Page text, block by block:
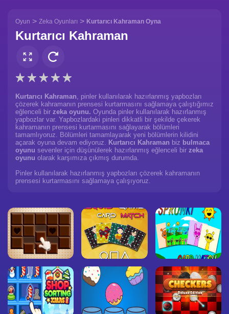
Oyun > Zeka Oyunları > Kurtarıcı Kahraman Oyna
Kurtarıcı Kahraman
Kurtarıcı Kahraman, pinler kullanılarak hazırlanmış yapbozları
çözerek kahramanın prensesi kurtarmasını sağlamaya çalıştığımız
eğlenceli bir zeka oyunu. Oyunda pinler kullanılarak hazırlanmış
yapbozlar var. Yapbozlardaki pinleri dikkatli bir şekilde çekerek
kahramanın prensesi kurtarmasını sağlayarak bölümleri
tamamlıyoruz. Bölümleri tamamlayarak yeni bölümlerin kilidini
açarak oyuna devam ediyoruz. Kurtarıcı Kahraman biz bulmaca
oyunu sevenler için düşünülerek hazırlanmış eğlenceli bir zeka
oyunu olarak karşımıza çıkmış durumda.
Pinler kullanılarak hazırlanmış yapbozları çözerek kahramanın
prensesi kurtarmasını sağlamaya çalışıyoruz.